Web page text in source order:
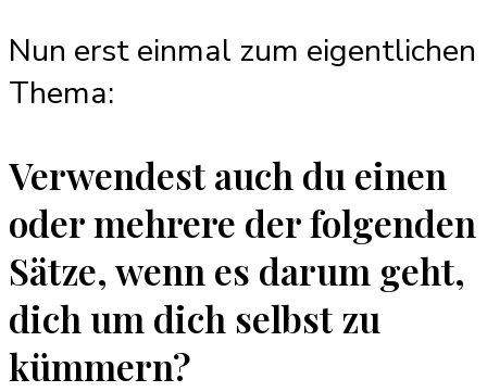
Nun erst einmal zum eigentlichen
Thema:
Verwendest auch du einen
oder mehrere der folgenden
Sätze, wenn es darum geht,
dich um dich selbst zu
kümmern?